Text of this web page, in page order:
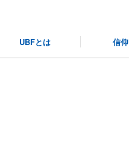
UBFとは 信仰